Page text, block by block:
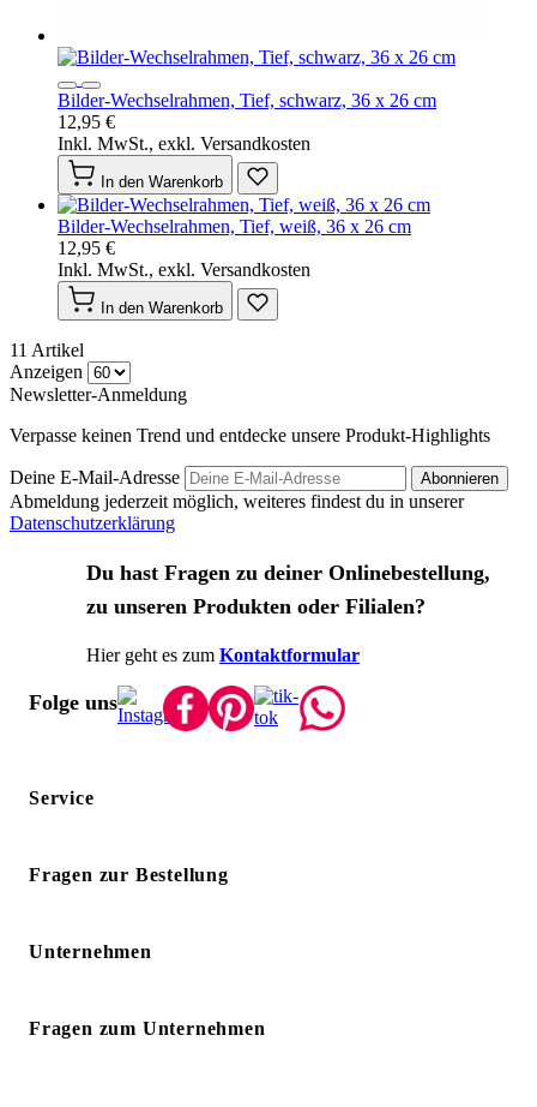
Bilder-Wechselrahmen, Tief, schwarz, 36 x 26 cm
12,95 €
Inkl. MwSt., exkl. Versandkosten
In den Warenkorb
Bilder-Wechselrahmen, Tief, weiß, 36 x 26 cm
12,95 €
Inkl. MwSt., exkl. Versandkosten
In den Warenkorb
11 Artikel
Anzeigen
Newsletter-Anmeldung
Verpasse keinen Trend und entdecke unsere Produkt-Highlights
Deine E-Mail-Adresse Abonnieren
Abmeldung jederzeit möglich, weiteres findest du in unserer
Datenschutzerklärung
Du hast Fragen zu deiner Onlinebestellung,
zu unseren Produkten oder Filialen?
Hier geht es zum Kontaktformular
Folge uns
Service
Fragen zur Bestellung
Unternehmen
Fragen zum Unternehmen